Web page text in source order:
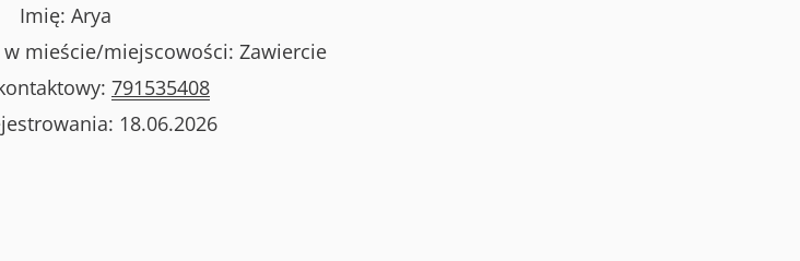
Imię: Arya
mieście/miejscowości: Zawiercie
791535408
18.06.2026